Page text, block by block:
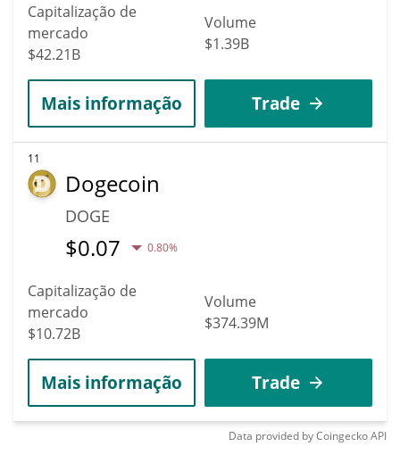
Capitalização de
mercado
$42.21B
Volume
$1.39B
Mais informação Trade
11
Dogecoin
DOGE
$0.07 0.80%
Capitalização de
mercado
$10.72B
Volume
$374.39M
Mais informação Trade
Data provided byCoingeckoAPI